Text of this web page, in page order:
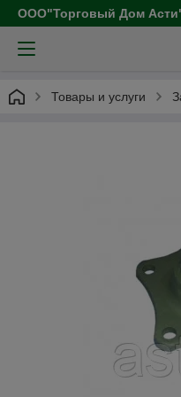
ООО"Торговый Дом
Товары и услуги